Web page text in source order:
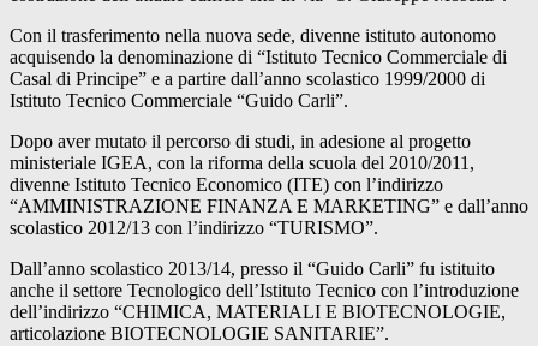
Con il trasferimento nella nuova sede, divenne istituto autonomo
acquisendo la denominazione di “Istituto Tecnico Commerciale di
Casal di Principe” e a partire dall’anno scolastico 1999/2000 di
Istituto Tecnico Commerciale “Guido Carli”.
Dopo aver mutato il percorso di studi, in adesione al progetto
ministeriale IGEA, con la riforma della scuola del 2010/2011,
divenne Istituto Tecnico Economico (ITE) con l’indirizzo
“AMMINISTRAZIONE FINANZA E MARKETING” e dall’anno
scolastico 2012/13 con l’indirizzo “TURISMO”.
Dall’anno scolastico 2013/14, presso il “Guido Carli” fu istituito
anche il settore Tecnologico dell’Istituto Tecnico con l’introduzione
dell’indirizzo “CHIMICA, MATERIALI E BIOTECNOLOGIE,
articolazione BIOTECNOLOGIE SANITARIE”.